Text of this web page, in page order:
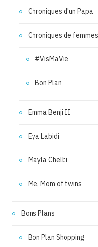
Chroniques d'un Papa
Chroniques de femmes
#VisMaVie
Bon Plan
Emma Benji II
Eya Labidi
Mayla Chelbi
Me, Mom of twins
Bons Plans
Bon Plan Shopping